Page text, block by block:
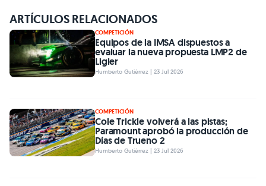
ARTÍCULOS RELACIONADOS
COMPETICIÓN
Equipos de la IMSA dispuestos a
evaluar la nueva propuesta LMP2 de
Ligier
Humberto Gutiérrez | 23 Jul 2026
COMPETICIÓN
Cole Trickle volverá a las pistas;
Paramount aprobó la producción de
Días de Trueno 2
Humberto Gutiérrez | 23 Jul 2026